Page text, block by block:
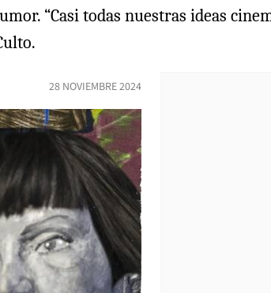
“Casi todas nuestras ideas
28 NOVIEMBRE 2024